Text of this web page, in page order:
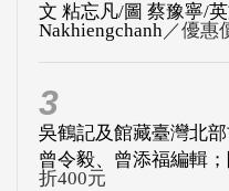
文 粘忘凡/圖 蔡豫寧/
Nakhiengchanh／優惠
3
吳鶴記及館藏臺灣北
曾令毅、曾添福編輯
折400元